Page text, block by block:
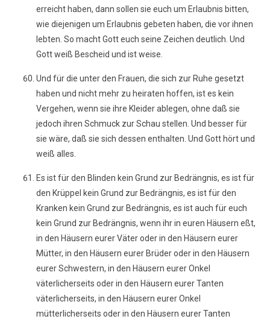
erreicht haben, dann sollen sie euch um Erlaubnis bitten,
wie diejenigen um Erlaubnis gebeten haben, die vor ihnen
lebten. So macht Gott euch seine Zeichen deutlich. Und
Gott weiß Bescheid und ist weise.
Und für die unter den Frauen, die sich zur Ruhe gesetzt
haben und nicht mehr zu heiraten hoffen, ist es kein
Vergehen, wenn sie ihre Kleider ablegen, ohne daß sie
jedoch ihren Schmuck zur Schau stellen. Und besser für
sie wäre, daß sie sich dessen enthalten. Und Gott hört und
weiß alles.
Es ist für den Blinden kein Grund zur Bedrängnis, es ist für
den Krüppel kein Grund zur Bedrängnis, es ist für den
Kranken kein Grund zur Bedrängnis, es ist auch für euch
kein Grund zur Bedrängnis, wenn ihr in euren Häusern eßt,
in den Häusern eurer Väter oder in den Häusern eurer
Mütter, in den Häusern eurer Brüder oder in den Häusern
eurer Schwestern, in den Häusern eurer Onkel
väterlicherseits oder in den Häusern eurer Tanten
väterlicherseits, in den Häusern eurer Onkel
mütterlicherseits oder in den Häusern eurer Tanten